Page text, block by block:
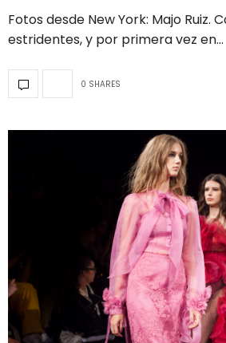
Fotos desde New York: Majo Ruiz.
estridentes, y por primera vez en…
0 SHARES